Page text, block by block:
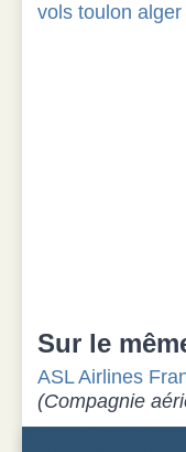
vols toulon alger
Sur le
ASL Airlines
(Compagnie